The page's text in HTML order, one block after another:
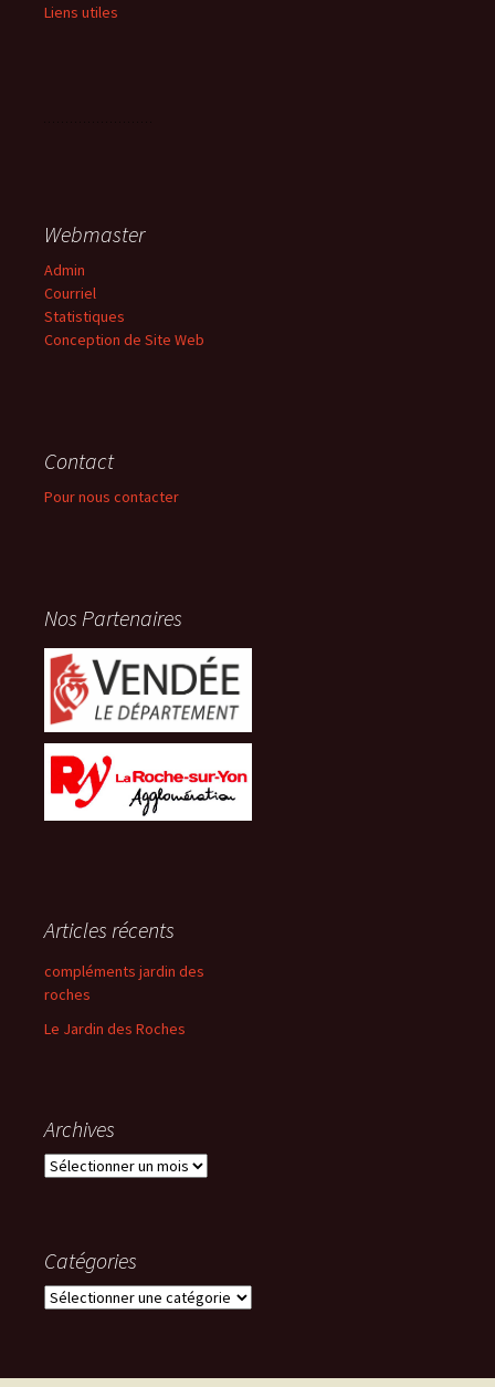
Liens utiles
Webmaster
Admin
Courriel
Statistiques
Conception de Site Web
Contact
Pour nous contacter
Nos Partenaires
Articles récents
compléments jardin des
roches
Le Jardin des Roches
Archives
Archives
Catégories
Catégories